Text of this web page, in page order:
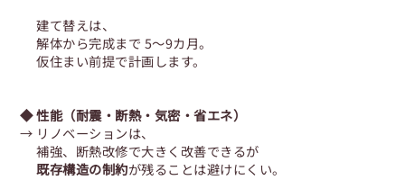
建て替えは、
解体から完成まで 5～9カ月。
仮住まい前提で計画します。
◆ 性能（耐震・断熱・気密・省エネ）
→ リノベーションは、
補強、断熱改修で大きく改善できるが
既存構造の制約が残ることは避けにくい。